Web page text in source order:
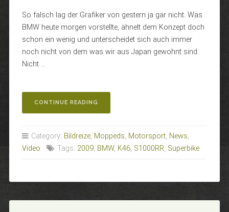
So falsch lag der Grafiker von gestern ja gar nicht. Was
BMW heute morgen vorstellte, ähnelt dem Konzept doch
schon ein wenig und unterscheidet sich auch immer
noch nicht von dem was wir aus Japan gewohnt sind.
Nicht …
CONTINUE READING
STELLT
Category: Bildreize, Moppeds, Motorsport, News,
Video
Tags: 2009, BMW, K46, S1000RR, Superbike